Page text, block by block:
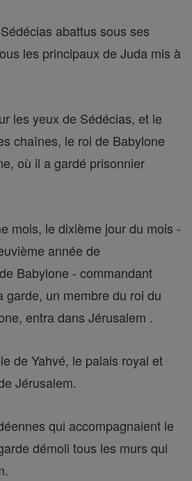
abattus sous ses
les principaux de Juda mis à
les yeux de Sédécias, et le
chaînes, le roi de Babylone
où il a gardé prisonnier
mois, le dixième jour du mois -
année de
Babylone - commandant
garde, un membre du roi du
entra dans Jérusalem .
de Yahvé, le palais royal et
Jérusalem.
qui accompagnaient le
démoli tous les murs qui